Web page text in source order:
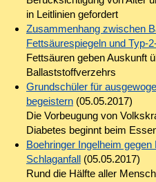
in Leitlinien gefordert
Zusammenhang zwischen
Fettsäurespiegeln und Typ-
Fettsäuren geben Auskunft
Ballaststoffverzehrs
Grundschüler für
begeistern(05.05.2017)
Die Vorbeugung von
Diabetes beginnt beim
Boehringer Ingelheim gegen
Schlaganfall(05.05.2017)
Rund die Hälfte aller